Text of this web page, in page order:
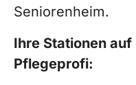
Seniorenheim.
Ihre Stationen auf
Pflegeprofi: